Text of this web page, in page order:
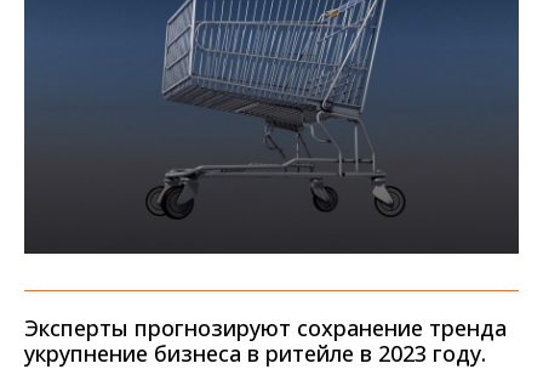
Эксперты прогнозируют сохранение тренда
укрупнение бизнеса в ритейле в 2023 году.